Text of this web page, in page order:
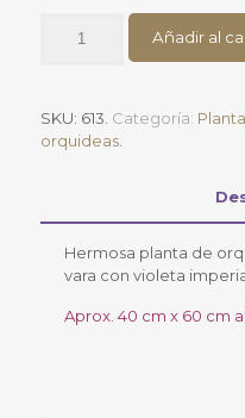
VioletaModelo
cantidad
Añadir al
SKU: 613 Categoría:
orquideas.
Hermosa planta de
vara con violeta
Aprox. 40 cm x 60 cm